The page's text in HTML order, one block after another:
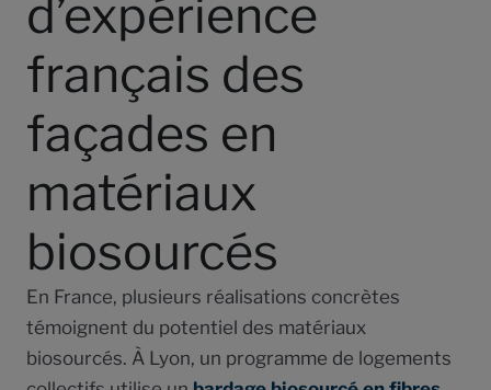
d’expérience
français des
façades en
matériaux
biosourcés
En France, plusieurs réalisations concrètes
témoignent du potentiel des matériaux
biosourcés. À Lyon, un programme de logements